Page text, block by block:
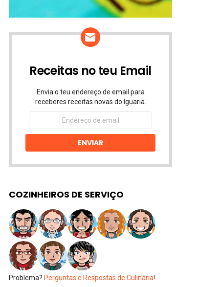
Receitas no teu Email
Envia o teu endereço de email para
receberes receitas novas do Iguaria.
Endereço
email
ENVIAR
COZINHEIROS DE SERVIÇO
Problema? Perguntas e Respostas de Culinária!